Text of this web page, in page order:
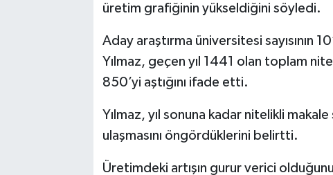
üretim grafiğinin yükseldiğini söyledi.
Aday araştırma üniversitesi sayısının
Yılmaz, geçen yıl 1441 olan toplam
850’yi aştığını ifade etti.
Yılmaz, yıl sonuna kadar nitelikli
ulaşmasını öngördüklerini belirtti.
Üretimdeki artışın gurur verici